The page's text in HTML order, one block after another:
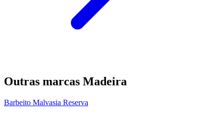
Outras marcas Madeira
Barbeito Malvasia Reserva